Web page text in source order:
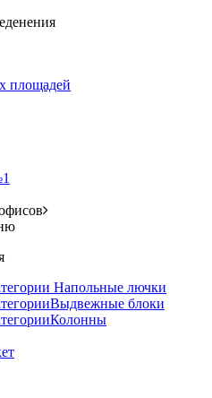
площадей
Напольные лючки
Выдвежные блоки
Колонны